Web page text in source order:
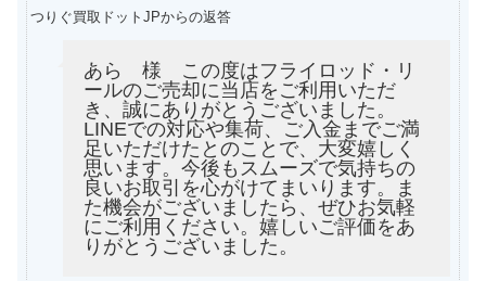
つりぐ買取ドットJPからの返答
あら 様 この度はフライロッド・リ
ールのご売却に当店をご利用いただ
き、誠にありがとうございました。
LINEでの対応や集荷、ご入金までご満
足いただけたとのことで、大変嬉しく
思います。今後もスムーズで気持ちの
良いお取引を心がけてまいります。ま
た機会がございましたら、ぜひお気軽
にご利用ください。嬉しいご評価をあ
りがとうございました。